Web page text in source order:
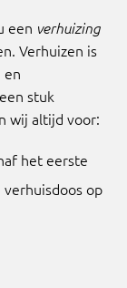
een verhuizing
Verhuizen is
stuk
wij altijd voor:
het eerste
op